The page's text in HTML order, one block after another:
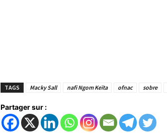
TAGS Macky Sall nafi Ngom Keïta ofnac sobre
Partager sur :